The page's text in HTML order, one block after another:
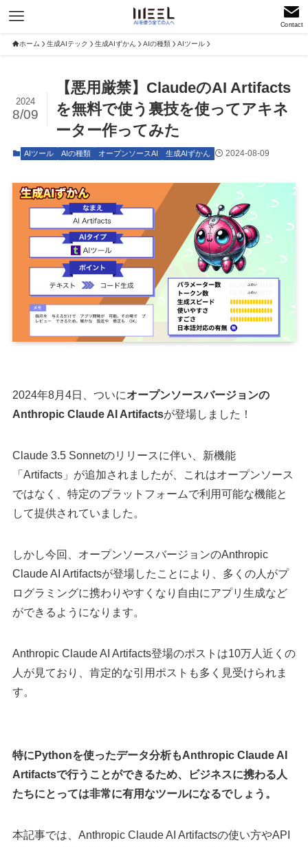
Contact
ホーム 生成AIテック 生成AIずかん AIの種類 AIツール
【悪用厳禁】ClaudeのAI Artifacts
を無料で使う裏技を使ってアキネ
ーター作ってみた
2024
8/09
AIツール AIの種類 オープンソースAI 生成AIずかん 2024-08-09
2024年8月4日、ついにオープンソースバージョンの
Anthropic Claude AI Artifactsが登場しました！
Claude 3.5 Sonnetのリリースに伴い、新機能
「Artifacts」が追加されましたが、これはオープンソース
ではなく、特定のプラットフォームで利用可能な機能と
して提供されていました。
しかし今回、オープンソースバージョンのAnthropic
Claude AI Artifactsが登場したことにより、多くの人がプ
ログラミングに携わりやすくなり自由にアプリ生成など
ができるようになります。
Anthropic Claude AI Artifacts登場のポストは10万人近くの
人が見ており、肯定的な引用ポストも多く見受けられま
す。
特にPythonを使ったデータ分析もAnthropic Claude AI
Artifactsで行うことができるため、ビジネスに携わる人
たちにとっては非常に有用なツールになるでしょう。
本記事では、Anthropic Claude AI Artifactsの使い方やAPI